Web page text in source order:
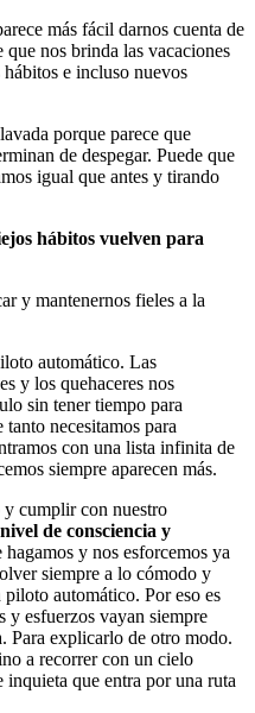
más fácil darnos cuenta de
nos brinda las vacaciones
e incluso nuevos
porque parece que
de despegar. Puede que
igual que antes y tirando
hábitos vuelven para
y mantenernos fieles a la
automático. Las
y los quehaceres nos
sin tener tiempo para
necesitamos para
con una lista infinita de
siempre aparecen más.
y cumplir con nuestro
de consciencia y
y nos esforcemos ya
siempre a lo cómodo y
automático. Por eso es
y esfuerzos vayan siempre
Para explicarlo de otro modo.
a recorrer con un cielo
inquieta que entra por una ruta